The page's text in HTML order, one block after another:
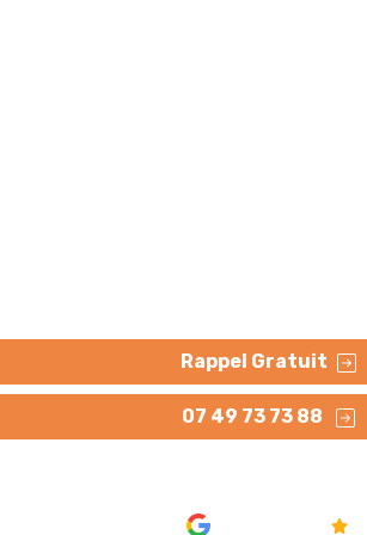
Rappel Gratuit
07 49 73 73 88